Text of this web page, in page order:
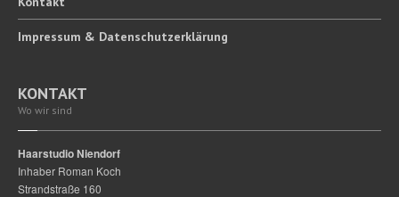
Impressum & Datenschutzerklärung
KONTAKT
Wo wir sind
Haarstudio Niendorf
Inhaber Roman Koch
Strandstraße 160